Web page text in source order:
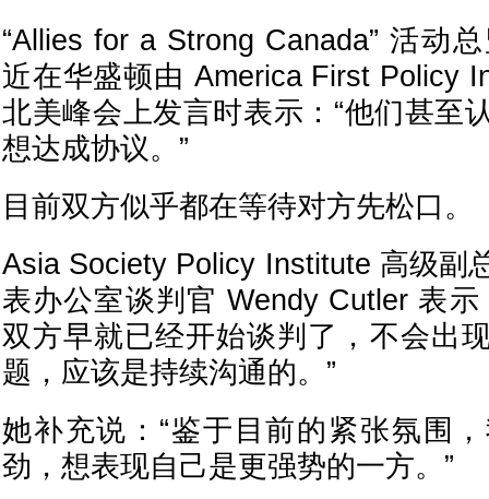
“Allies for a Strong Canada” 活动
近在华盛顿由 America First Policy
北美峰会上发言时表示：“他们甚至
想达成协议。”
目前双方似乎都在等待对方先松口。
Asia Society Policy Institute 高级副
表办公室谈判官 Wendy Cutler 表示
双方早就已经开始谈判了，不会出
题，应该是持续沟通的。”
她补充说：“鉴于目前的紧张氛围
劲，想表现自己是更强势的一方。”